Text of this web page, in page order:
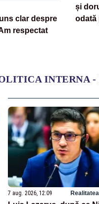
clar despre
respectat
și
odată
INTERNA
7 aug. 2026, 12:09